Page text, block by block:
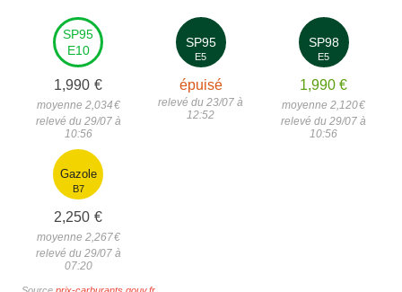
SP95
E10
1,990 €
moyenne 2,034€
relevé du 29/07 à
10:56
SP95
E5
épuisé
relevé du 23/07 à
12:52
SP98
E5
1,990 €
moyenne 2,120€
relevé du 29/07 à
10:56
Gazole
B7
2,250 €
moyenne 2,267€
relevé du 29/07 à
07:20